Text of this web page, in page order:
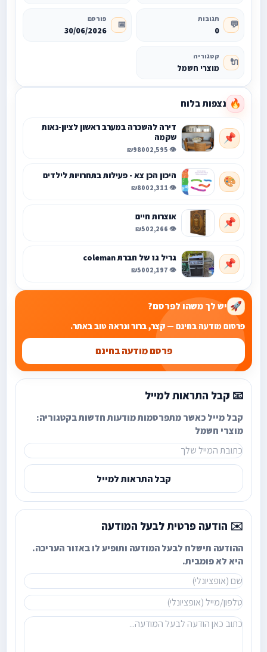
💬 תגובות
0
📅 פורסם
30/06/2026
🔌 קטגוריה
מוצרי חשמל
🔥 נצפות בלוח
📌
דירה להשכרה במערב ראשון לציון-נאות
שקמה
👁️ 2,595
₪9800
🎨 היכון הכן צא - פעילות בתחרויות לילדים
👁️ 2,311
₪800
📌 אוצרות חיים
👁️ 2,266
₪50
📌 גריל גז של חברת coleman
👁️ 2,197
₪500
🚀 יש לך משהו לפרסם?
פרסום מודעה בחינם — קצר, ברור ונראה טוב באתר.
פרסם מודעה בחינם
📧 קבל התראות למייל
קבל מייל כאשר מתפרסמות מודעות חדשות בקטגוריה:
מוצרי חשמל
קבל התראות למייל
✉️ הודעה פרטית לבעל המודעה
ההודעה תישלח לבעל המודעה ותופיע לו באזור העריכה.
היא לא פומבית.